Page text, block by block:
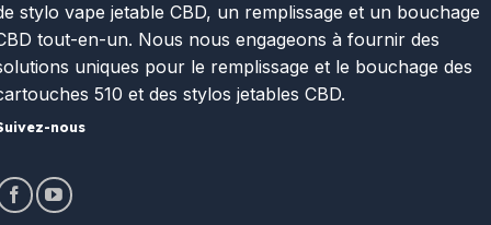
stylo vape jetable CBD, un remplissage et un bouchage
tout-en-un. Nous nous engageons à fournir des
uniques pour le remplissage et le bouchage des
510 et des stylos jetables CBD.
nous